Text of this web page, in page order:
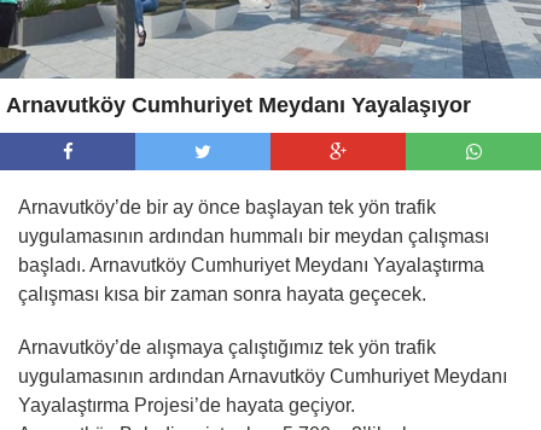
Arnavutköy Cumhuriyet Meydanı Yayalaşıyor
Arnavutköy’de bir ay önce başlayan tek yön trafik
uygulamasının ardından hummalı bir meydan çalışması
başladı. Arnavutköy Cumhuriyet Meydanı Yayalaştırma
çalışması kısa bir zaman sonra hayata geçecek.
Arnavutköy’de alışmaya çalıştığımız tek yön trafik
uygulamasının ardından Arnavutköy Cumhuriyet Meydanı
Yayalaştırma Projesi’de hayata geçiyor.